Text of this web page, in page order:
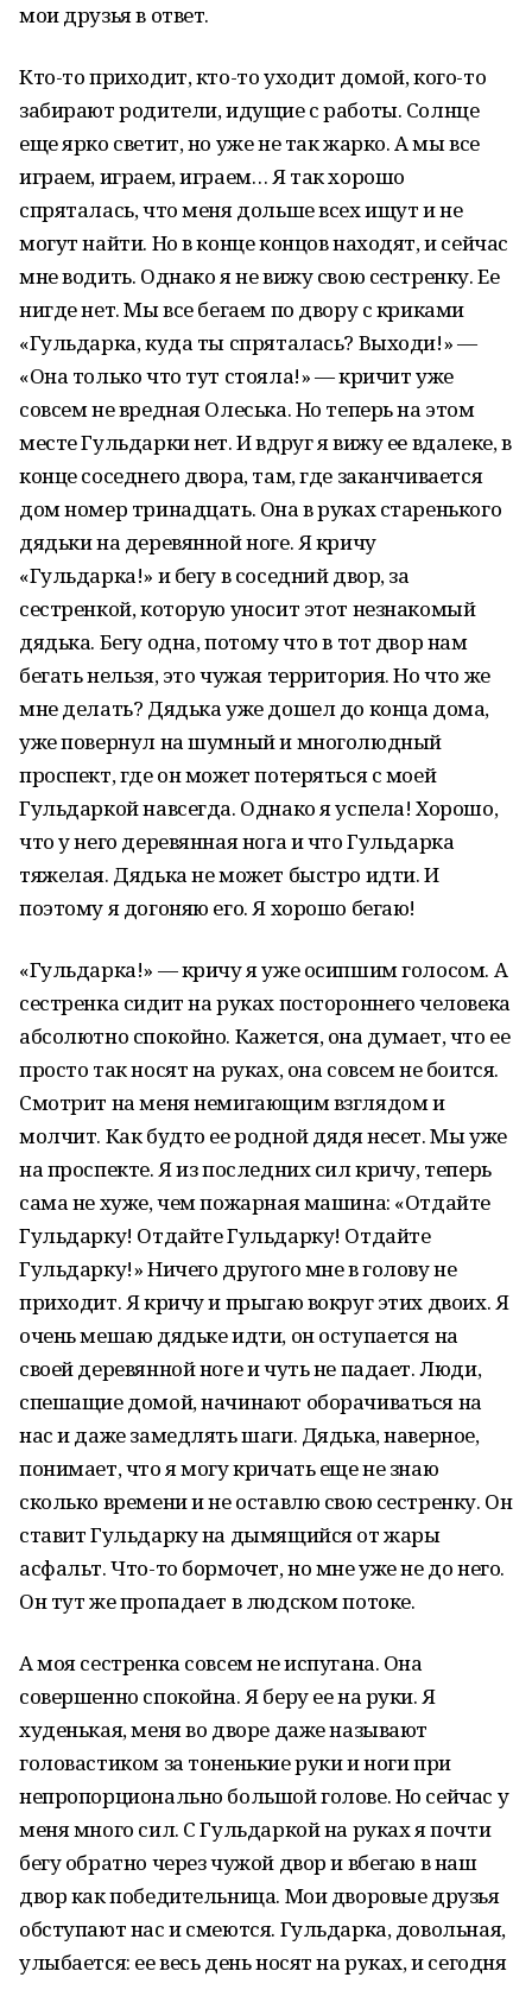
мои друзья в ответ.
Кто-то приходит, кто-то уходит домой, кого-то
забирают родители, идущие с работы. Солнце
еще ярко светит, но уже не так жарко. А мы все
играем, играем, играем… Я так хорошо
спряталась, что меня дольше всех ищут и не
могут найти. Но в конце концов находят, и сейчас
мне водить. Однако я не вижу свою сестренку. Ее
нигде нет. Мы все бегаем по двору с криками
«Гульдарка, куда ты спряталась? Выходи!» —
«Она только что тут стояла!» — кричит уже
совсем не вредная Олеська. Но теперь на этом
месте Гульдарки нет. И вдруг я вижу ее вдалеке, в
конце соседнего двора, там, где заканчивается
дом номер тринадцать. Она в руках старенького
дядьки на деревянной ноге. Я кричу
«Гульдарка!» и бегу в соседний двор, за
сестренкой, которую уносит этот незнакомый
дядька. Бегу одна, потому что в тот двор нам
бегать нельзя, это чужая территория. Но что же
мне делать? Дядька уже дошел до конца дома,
уже повернул на шумный и многолюдный
проспект, где он может потеряться с моей
Гульдаркой навсегда. Однако я успела! Хорошо,
что у него деревянная нога и что Гульдарка
тяжелая. Дядька не может быстро идти. И
поэтому я догоняю его. Я хорошо бегаю!
«Гульдарка!» — кричу я уже осипшим голосом. А
сестренка сидит на руках постороннего человека
абсолютно спокойно. Кажется, она думает, что ее
просто так носят на руках, она совсем не боится.
Смотрит на меня немигающим взглядом и
молчит. Как будто ее родной дядя несет. Мы уже
на проспекте. Я из последних сил кричу, теперь
сама не хуже, чем пожарная машина: «Отдайте
Гульдарку! Отдайте Гульдарку! Отдайте
Гульдарку!» Ничего другого мне в голову не
приходит. Я кричу и прыгаю вокруг этих двоих. Я
очень мешаю дядьке идти, он оступается на
своей деревянной ноге и чуть не падает. Люди,
спешащие домой, начинают оборачиваться на
нас и даже замедлять шаги. Дядька, наверное,
понимает, что я могу кричать еще не знаю
сколько времени и не оставлю свою сестренку. Он
ставит Гульдарку на дымящийся от жары
асфальт. Что-то бормочет, но мне уже не до него.
Он тут же пропадает в людском потоке.
А моя сестренка совсем не испугана. Она
совершенно спокойна. Я беру ее на руки. Я
худенькая, меня во дворе даже называют
головастиком за тоненькие руки и ноги при
непропорционально большой голове. Но сейчас у
меня много сил. С Гульдаркой на руках я почти
бегу обратно через чужой двор и вбегаю в наш
двор как победительница. Мои дворовые друзья
обступают нас и смеются. Гульдарка, довольная,
улыбается: ее весь день носят на руках, и сегодня